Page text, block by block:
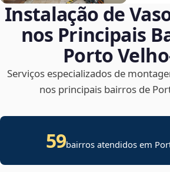
Instalação de
nos Principais
Porto
Serviços especializados de
nos principais bairros de
59bairros atendidos em